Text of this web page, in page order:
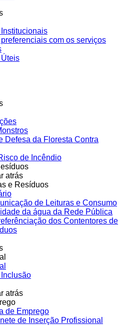
com os serviços
Defesa da Floresta Contra
de Incêndio
atrás
e Resíduos
de Leituras e Consumo
da água da Rede Pública
dos Contentores de
atrás
de Emprego
de Inserção Profissional